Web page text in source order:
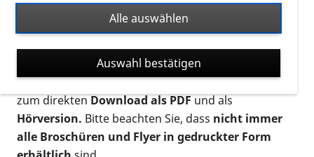
Ort. Nutzen Sie den Formatfilter, um ausschließlich
nach Flyern und Broschüren, Audios oder Videos zu
suchen. Die meisten Flyer und Broschüren werden in
verschiedenen Formaten angeboten: zur
postalischen Bestellung als gedruckte Variante
zum direktenDownload als PDFund als
Hörversion. Bitte beachten Sie, dass nicht immer
alle Broschüren und Flyer in gedruckter Form
Alle auswählen
Auswahl bestätigen